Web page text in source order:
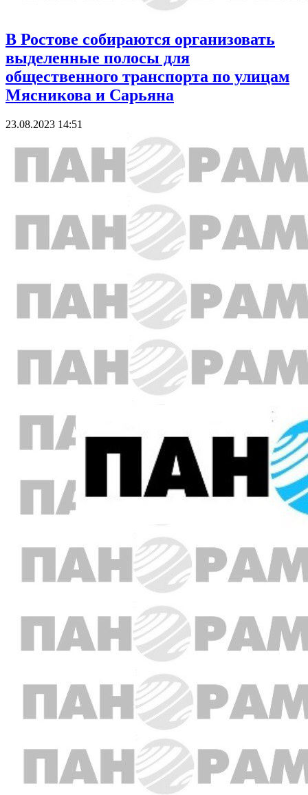
В Ростове собираются организовать
выделенные полосы для
общественного транспорта по улицам
Мясникова и Сарьяна
23.08.2023 14:51